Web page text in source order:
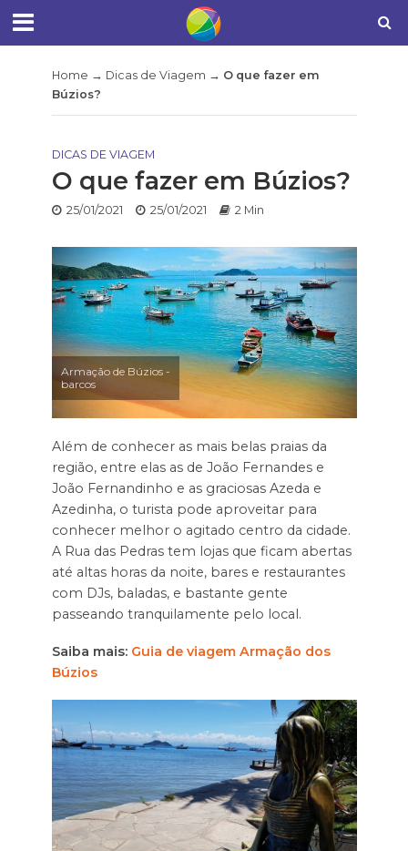
Home → Dicas de Viagem → O que fazer em
Búzios?
DICAS DE VIAGEM
O que fazer em Búzios?
25/01/2021 25/01/2021 2 Min
Armação de Búzios -
barcos
Além de conhecer as mais belas praias da
região, entre elas as de João Fernandes e
João Fernandinho e as graciosas Azeda e
Azedinha, o turista pode aproveitar para
conhecer melhor o agitado centro da cidade.
A Rua das Pedras tem lojas que ficam abertas
até altas horas da noite, bares e restaurantes
com DJs, baladas, e bastante gente
passeando tranquilamente pelo local.
Saiba mais: Guia de viagem Armação dos
Búzios